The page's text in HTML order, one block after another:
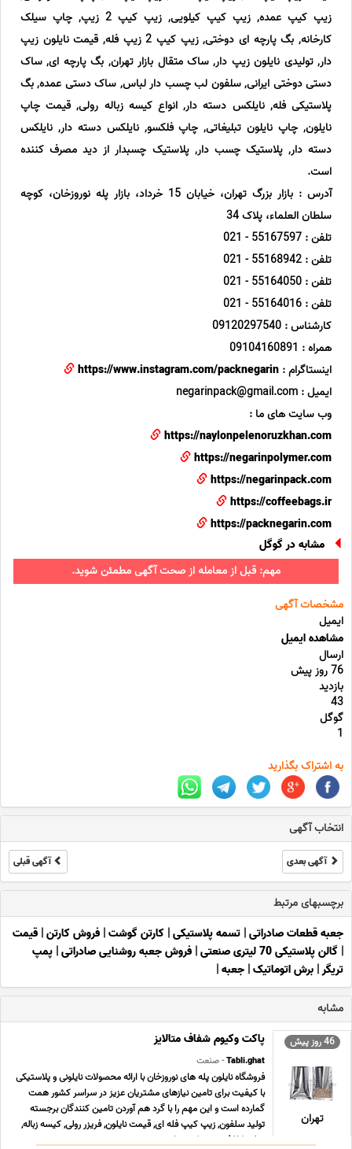
زیپ کیپ عمده, زیپ کیپ کیلویی, زیپ کیپ 2 زیپ, چاپ سیلک
کارخانه, بگ پارچه ای دوختی, زیپ کیپ 2 زیپ فله, قیمت نایلون زیپ
دار, تولیدی نایلون زیپ دار, ساک متقال بازار تهران, بگ پارچه ای, ساک
دستی دوختی ایرانی, سلفون لب چسب دار لباس, ساک دستی عمده, بگ
پلاستیکی فله, نایلکس دسته دار, انواع کیسه زباله رولی, قیمت چاپ
نایلون, چاپ نایلون تبلیغاتی, چاپ فلکسو, نایلکس دسته دار, نایلکس
دسته دار, پلاستیک چسب دار, پلاستیک چسبدار از دید مصرف کننده
است.
آدرس : بازار بزرگ تهران، خیابان 15 خرداد، بازار پله نوروزخان، کوچه
سلطان العلماء، پلاک 34
تلفن : 55167597 - 021
تلفن : 55168942 - 021
تلفن : 55164050 - 021
تلفن : 55164016 - 021
کارشناس : 09120297540
همراه : 09104160891
اینستاگرام : https://www.instagram.com/packnegarin
ایمیل : negarinpack@gmail.com
وب سایت های ما :
https://naylonpelenoruzkhan.com
https://negarinpolymer.com
https://negarinpack.com
https://coffeebags.ir
https://packnegarin.com
مشابه در گوگل
مهم: قبل از معامله از صحت آگهی مطمئن شوید.
مشخصات آگهی
ایمیل
مشاهده ایمیل
ارسال
76 روز پیش
بازدید
43
گوگل
1
به اشتراک بگذارید
انتخاب آگهی
آگهی بعدی آگهی قبلی
برچسبهای مرتبط
جعبه قطعات صادراتی| تسمه پلاستیکی| کارتن گوشت| فروش کارتن| قیمت
| گالن پلاستیکی 70 لیتری صنعتی | فروش جعبه روشنایی صادراتی| پمپ
تریگر| برش اتوماتیک| جعبه|
مشابه
46 روز پیش
تهران
پاکت وکیوم شفاف متالایز
Tabli.ghat- صنعت
فروشگاه نایلون پله های نوروزخان با ارائه محصولات نایلونی و پلاستیکی
با کیفیت برای تامین نیازهای مشتریان عزیز در سراسر کشور همت
گمارده است و این مهم را با گرد هم آوردن تامین کنندگان برجسته
تولید سلفون, زیپ کیپ فله ای, قیمت نایلون, فریزر رولی, کیسه زباله,
سفره کاغذی, زیپ کیپ پلاستی ... ...